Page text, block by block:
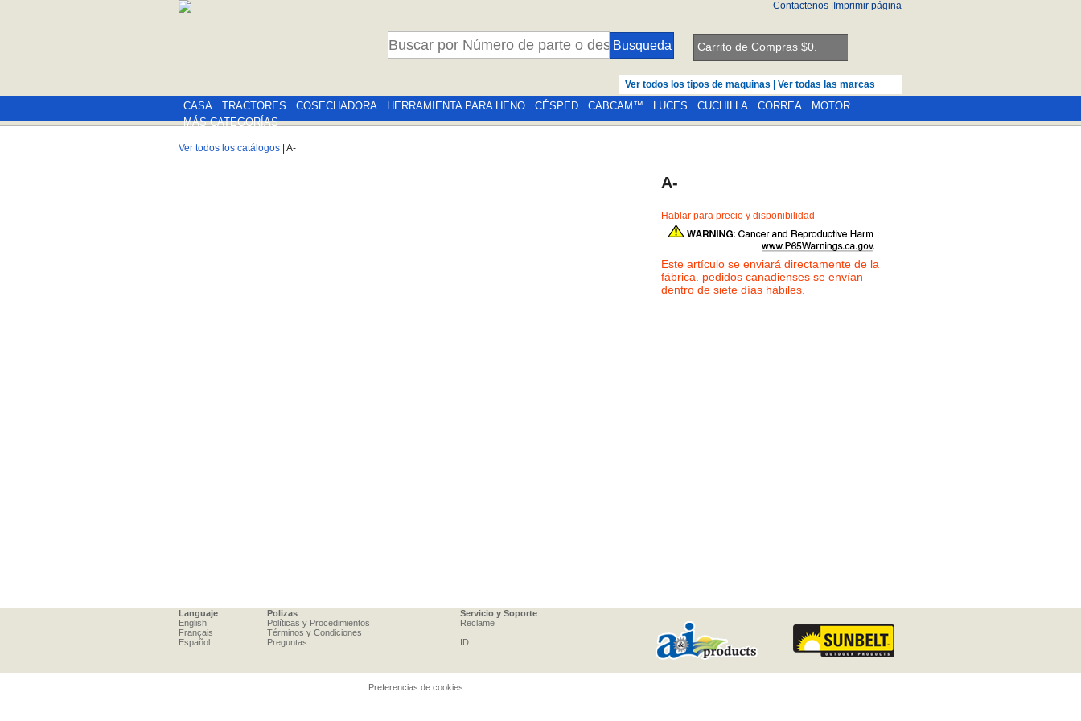
Contactenos Imprimir página
Carrito de Compras $0.
Ver todos los tipos de maquinas
Ver todas las marcas
CASA
TRACTORES COSECHADORA HERRAMIENTA PARA HENO CÉSPED CABCAM™ LUCES CUCHILLA CORREA
MOTOR
MÁS CATEGORÍAS
Ver todos los catálogos | A-
A-
Hablar para precio y disponibilidad
Este artículo se enviará directamente de la
fábrica. pedidos canadienses se envían
dentro de siete días hábiles.
Languaje
English
Français
Español
Polizas
Políticas y Procedimientos
Términos y Condiciones
Preguntas
Servicio y Soporte
Reclame
ID:
Preferencias de cookies